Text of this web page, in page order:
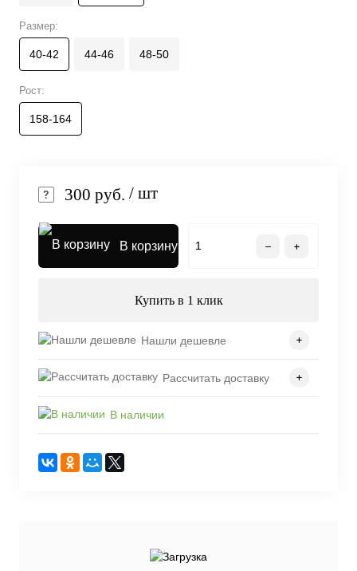
Размер:
40-42 44-46 48-50
Рост:
158-164
300 руб. / шт
В корзину
Купить в 1 клик
Нашли дешевле
Рассчитать доставку
В наличии